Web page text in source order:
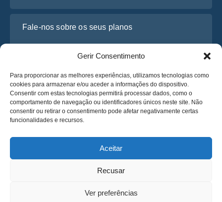
Gerir Consentimento
Para proporcionar as melhores experiências, utilizamos tecnologias como
cookies para armazenar e/ou aceder a informações do dispositivo.
Consentir com estas tecnologias permitirá processar dados, como o
comportamento de navegação ou identificadores únicos neste site. Não
consentir ou retirar o consentimento pode afetar negativamente certas
funcionalidades e recursos.
Aceitar
Recusar
Ver preferências
Li e concordo com a
Obtenha um Orçamento
Obtenha um Orçamento